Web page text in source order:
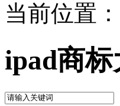
当前位置：
ipad商